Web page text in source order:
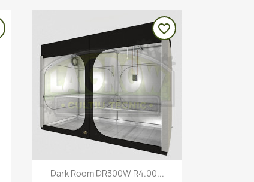
Vista rápida
Dark Room DR300W R4.00...
favorite_border